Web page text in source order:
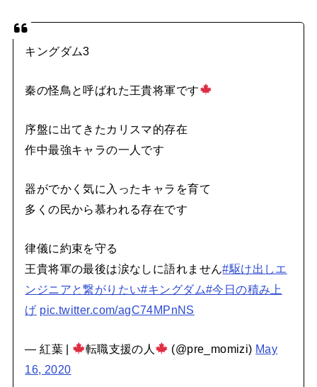
キングダム3
秦の怪鳥と呼ばれた王貴将軍です
序盤に出てきたカリスマ的存在
作中最強キャラの一人です
器がでかく気に入ったキャラを育て
多くの民から慕われる存在です
律儀に約束を守る
王貴将軍の最後は涙なしに語れません#駆け出しエ
ンジニアと繋がりたい#キングダム#今日の積み上
げ pic.twitter.com/agC74MPnNS
— 紅葉 | 転職支援の人 (@pre_momizi) May
16, 2020